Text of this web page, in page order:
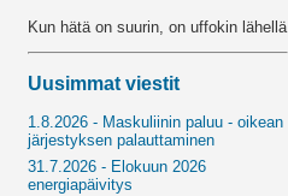
Kun hätä on suurin, on uffokin lähellä
Uusimmat viestit
1.8.2026 - Maskuliinin paluu - oikean
järjestyksen palauttaminen
31.7.2026 - Elokuun 2026
energiapäivitys